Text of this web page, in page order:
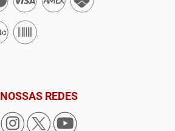
NOSSAS REDES